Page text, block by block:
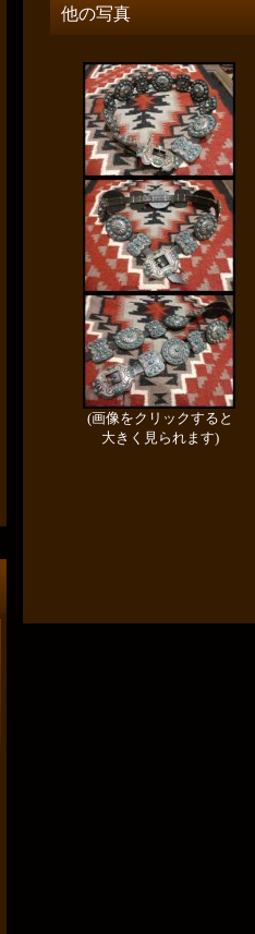
他の写真
(画像をクリックすると
大きく見られます)